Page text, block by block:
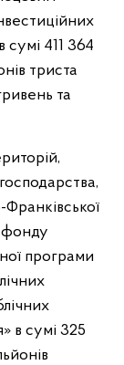
сумі 411 364
триста
та
Франківської
фонду
програми
в сумі 325